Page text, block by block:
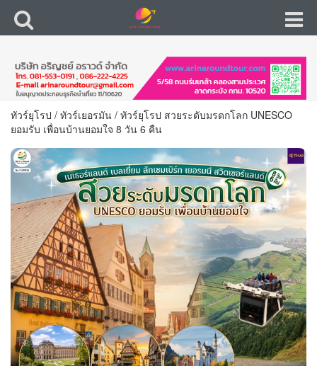
ทัวร์ยุโรป / ทัวร์เยอรมัน / ทัวร์ยุโรป สวยระดับมรดกโลก UNESCO
ยอมรับ เพื่อนบ้านยอมใจ 8 วัน 6 คืน